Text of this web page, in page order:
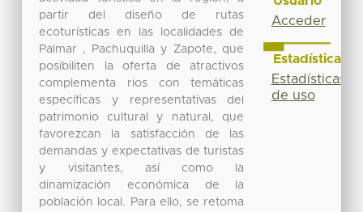
partir del diseño de rutas
ecoturísticas en las localidades de
Palmar , Pachuquilla y Zapote, que
posibiliten la oferta de atractivos
complementa rios con temáticas
específicas y representativas del
patrimonio cultural y natural, que
favorezcan la satisfacción de las
demandas y expectativas de turistas
y visitantes, así como la
dinamización económica de la
población local. Para ello, se retoma
Acceder
Estadísticas
Estadísticas
de uso